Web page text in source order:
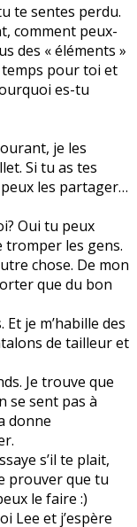
te sentes perdu.
comment peux-
des « éléments »
pour toi et
es-tu
je les
Si tu as tes
les partager…
Oui tu peux
tromper les gens.
chose. De mon
que du bon
Et je m’habille des
de tailleur et
Je trouve que
se sent pas à
donne
s’il te plait,
prouver que tu
le faire :)
Lee et j’espère